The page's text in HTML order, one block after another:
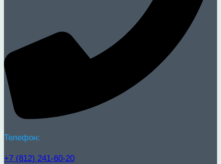
Телефон:
+7 (812) 241-60-20